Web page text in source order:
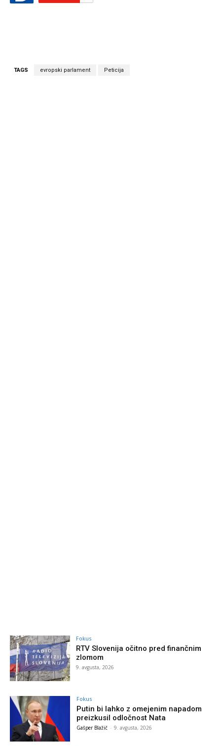
TAGS evropski parlament Peticija
Fokus
RTV Slovenija očitno pred finančnim
zlomom
9. avgusta, 2026
Fokus
Putin bi lahko z omejenim napadom
preizkusil odločnost Nata
Gašper Blažič - 9. avgusta, 2026